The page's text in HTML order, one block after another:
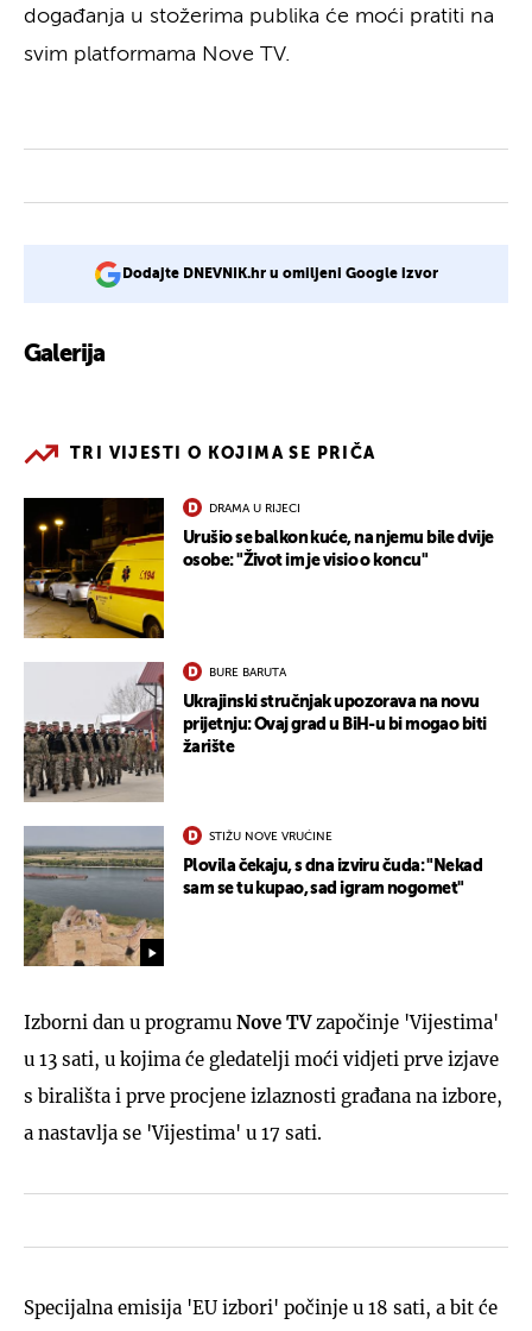
događanja u stožerima publika će moći pratiti na
svim platformama Nove TV.
Dodajte DNEVNIK.hr u omiljeni Google izvor
Galerija
TRI VIJESTI O KOJIMA SE PRIČA
DRAMA U RIJECI
Urušio se balkon kuće, na njemu bile dvije
osobe: "Život im je visio o koncu"
BURE BARUTA
Ukrajinski stručnjak upozorava na novu
prijetnju: Ovaj grad u BiH-u bi mogao biti
žarište
STIŽU NOVE VRUĆINE
Plovila čekaju, s dna izviru čuda: "Nekad
sam se tu kupao, sad igram nogomet"
Izborni dan u programu Nove TVzapočinje 'Vijestima'
u 13 sati, u kojima će gledatelji moći vidjeti prve izjave
s birališta i prve procjene izlaznosti građana na izbore,
a nastavlja se 'Vijestima' u 17 sati.
Specijalna emisija 'EU izbori' počinje u 18 sati, a bit će